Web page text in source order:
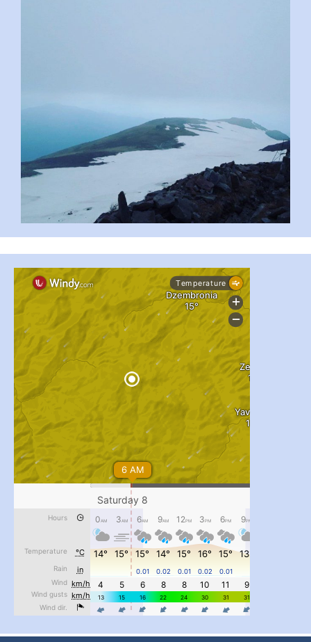
...
pimrec_project
#PipIvanToday...
pimrec_project